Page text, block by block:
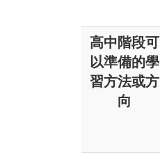
高中階段可
以準備的學
習方法或方
向